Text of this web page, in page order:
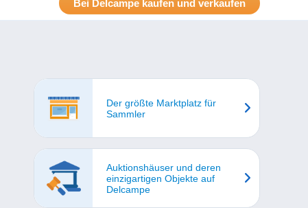
Bei Delcampe kaufen und verkaufen
Der größte Marktplatz für
Sammler
Auktionshäuser und deren
einzigartigen Objekte auf
Delcampe